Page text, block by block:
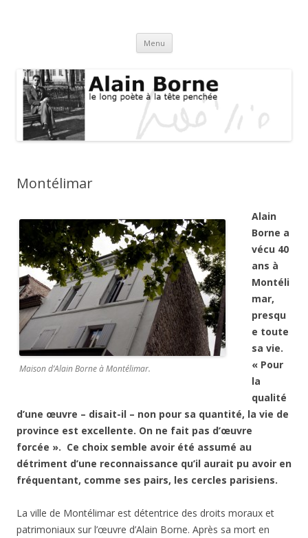
Menu Aller au contenu principal
Montélimar
Maison d’Alain Borne à Montélimar.
Alain
Borne a
vécu 40
ans à
Montéli
mar,
presqu
e toute
sa vie.
« Pour
la
qualité
d’une œuvre – disait-il – non pour sa quantité, la vie de
province est excellente. On ne fait pas d’œuvre
forcée ». Ce choix semble avoir été assumé au
détriment d’une reconnaissance qu’il aurait pu avoir en
fréquentant, comme ses pairs, les cercles parisiens.
La ville de Montélimar est détentrice des droits moraux et
patrimoniaux sur l’œuvre d’Alain Borne. Après sa mort en